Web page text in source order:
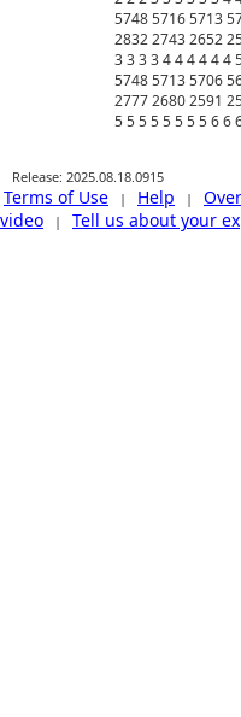
Release: 2025.08.18.0915
Terms of Use | Help |
video
| Tell us about your